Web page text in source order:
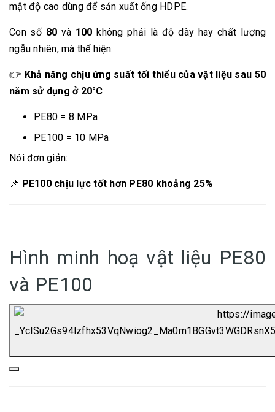
mật độ cao dùng để sản xuất ống HDPE.
Con số 80 và 100 không phải là độ dày hay chất lượng
ngẫu nhiên, mà thể hiện:
👉 Khả năng chịu ứng suất tối thiểu của vật liệu sau 50
năm sử dụng ở 20°C
PE80 = 8 MPa
PE100 = 10 MPa
Nói đơn giản:
📌 PE100 chịu lực tốt hơn PE80 khoảng 25%
Hình minh hoạ vật liệu PE80
và PE100